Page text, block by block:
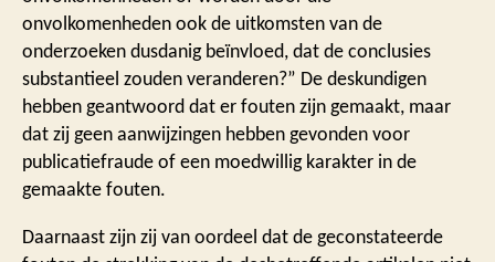
onvolkomenheden ook de uitkomsten van de
onderzoeken dusdanig beïnvloed, dat de conclusies
substantieel zouden veranderen?” De deskundigen
hebben geantwoord dat er fouten zijn gemaakt, maar
dat zij geen aanwijzingen hebben gevonden voor
publicatiefraude of een moedwillig karakter in de
gemaakte fouten.
Daarnaast zijn zij van oordeel dat de geconstateerde